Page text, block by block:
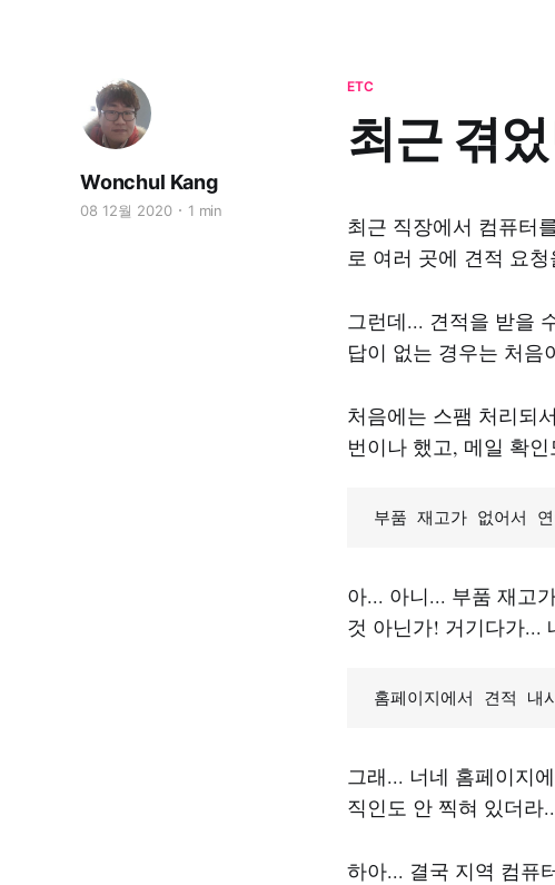
ETC
최근 겪
Wonchul Kang
08 12월 2020 1 min
최근 직장에서 컴퓨터
로 여러 곳에 견적 요청
그런데... 견적을 받을
답이 없는 경우는 처음
처음에는 스팸 처리되
번이나 했고, 메일 확
부품 재고가 없어서
아... 아니... 부품 재고
것 아닌가! 거기다가...
홈페이지에서 견적
그래... 너네 홈페이지
직인도 안 찍혀 있더라
하아... 결국 지역 컴퓨